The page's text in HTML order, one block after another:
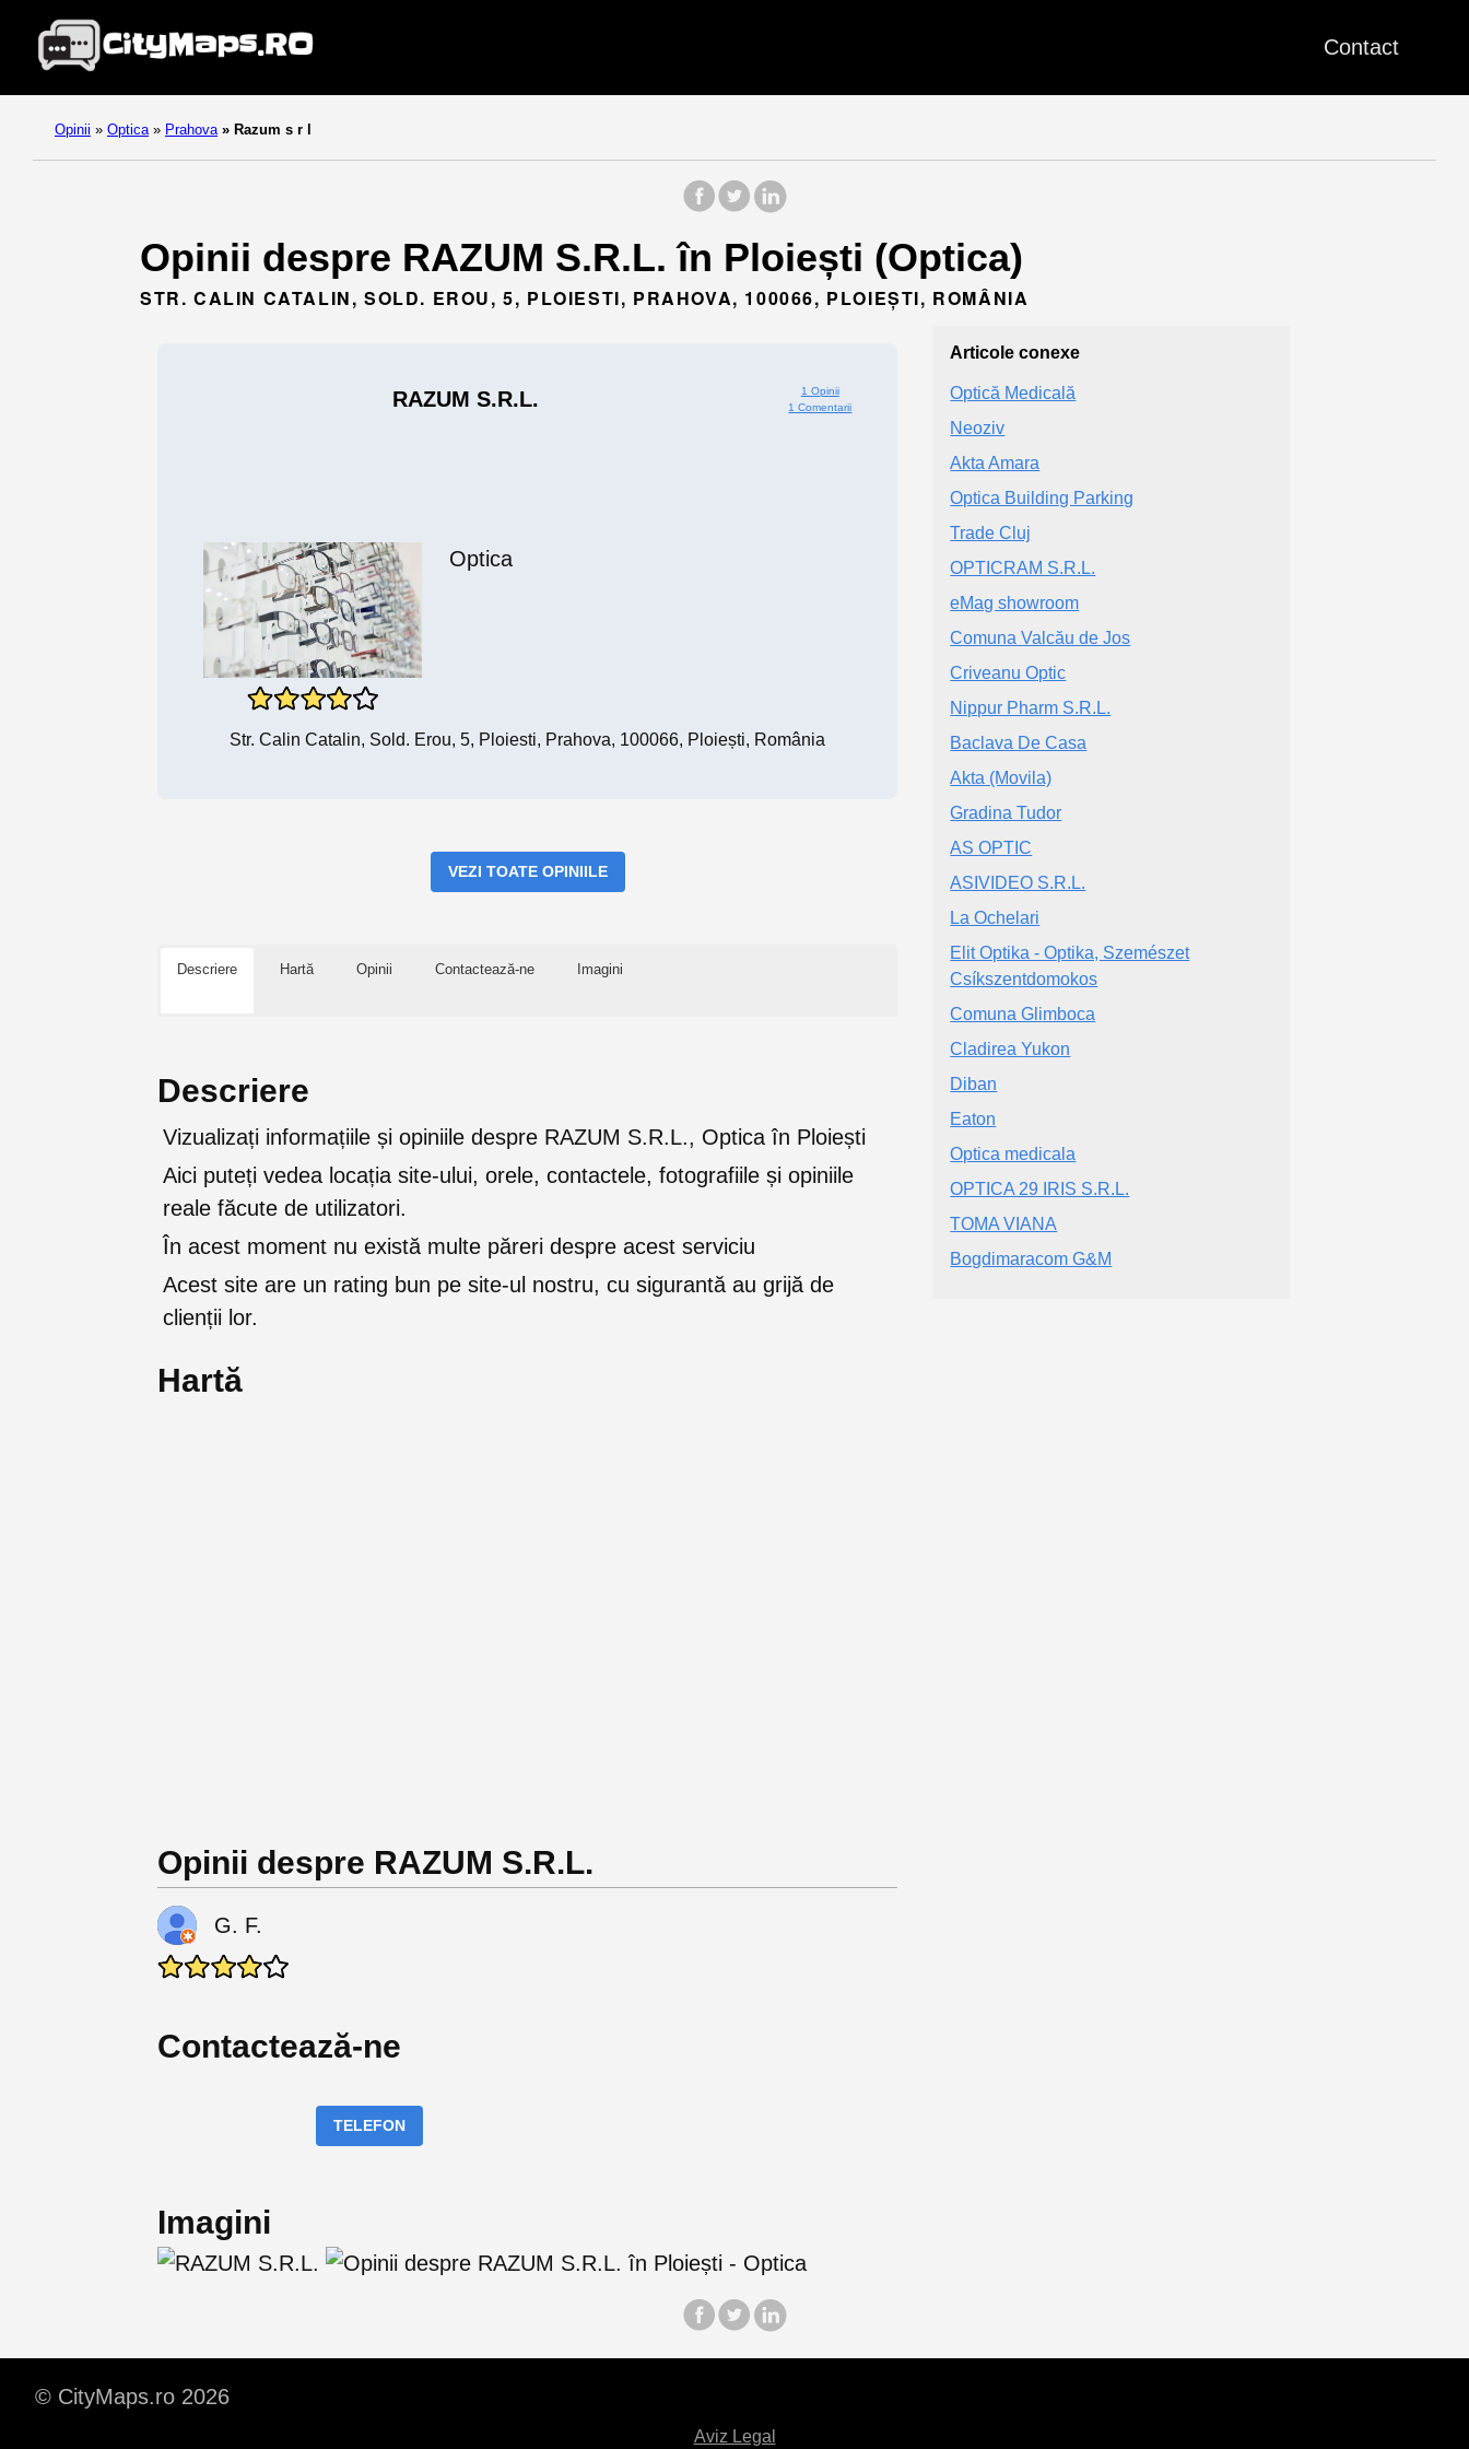
Contact
Opinii » Optica » Prahova » Razum s r l
Opinii despre RAZUM S.R.L. în Ploiești (Optica)
STR. CALIN CATALIN, SOLD. EROU, 5, PLOIESTI, PRAHOVA, 100066, PLOIEȘTI, ROMÂNIA
RAZUM S.R.L.
1 Opinii
1 Comentarii
Optica
Str. Calin Catalin, Sold. Erou, 5, Ploiesti, Prahova, 100066, Ploiești, România
VEZI TOATE OPINIILE
Descriere Hartă Opinii Contactează-ne Imagini
Descriere
Vizualizați informațiile și opiniile despre RAZUM S.R.L., Optica în Ploiești
Aici puteți vedea locația site-ului, orele, contactele, fotografiile și opiniile
reale făcute de utilizatori.
În acest moment nu există multe păreri despre acest serviciu
Acest site are un rating bun pe site-ul nostru, cu sigurantă au grijă de
clienții lor.
Hartă
Opinii despre RAZUM S.R.L.
G. F.
Contactează-ne
TELEFON
Imagini
Articole conexe
Optică Medicală
Neoziv
Akta Amara
Optica Building Parking
Trade Cluj
OPTICRAM S.R.L.
eMag showroom
Comuna Valcău de Jos
Criveanu Optic
Nippur Pharm S.R.L.
Baclava De Casa
Akta (Movila)
Gradina Tudor
AS OPTIC
ASIVIDEO S.R.L.
La Ochelari
Elit Optika - Optika, Szemészet
Csíkszentdomokos
Comuna Glimboca
Cladirea Yukon
Diban
Eaton
Optica medicala
OPTICA 29 IRIS S.R.L.
TOMA VIANA
Bogdimaracom G&M
© CityMaps.ro 2026
Aviz Legal